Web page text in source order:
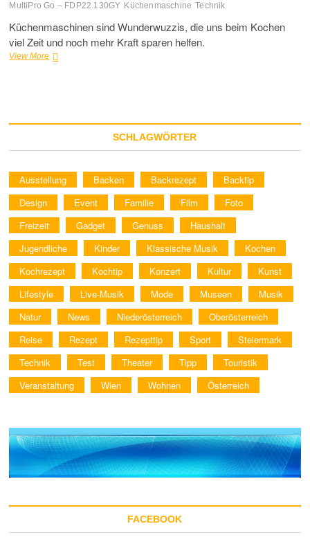
MultiPro Go – FDP22.130GY Küchenmaschine Technik
Küchenmaschinen sind Wunderwuzzis, die uns beim Kochen
viel Zeit und noch mehr Kraft sparen helfen.
View MoreKlein,
SCHLAGWÖRTER
Ausstellung Backen Backrezept
Backtip
Design
Event Familie Film
Foto
Freizeit
Gadget Genuss
Haushalt
Jugendliche
Kinder Klassische Musik
Kochen
Kochrezept
Kochtip Konzert Kultur
Kunst
Lifestyle
Live-Musik Mode Museen
Musik
Natur
News Niederösterreich
Oberösterreich
Reise
Rezept Rezepttip Sport
Steiermark
Technik
Test Theater Tipp
Touristik
Veranstaltung
Wien Wohnen Österreich
FACEBOOK